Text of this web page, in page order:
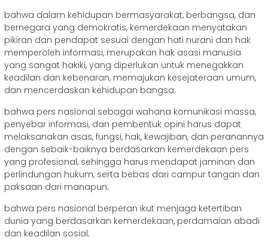
bahwa dalam kehidupan bermasyarakat, berbangsa, dan
bernegara yang demokratis, kemerdekaan menyatakan
pikiran dan pendapat sesuai dengan hati nurani dan hak
memperoleh informasi, merupakan hak asasi manusia
yang sangat hakiki, yang diperlukan untuk menegakkan
keadilan dan kebenaran, memajukan kesejateraan umum,
dan mencerdaskan kehidupan bangsa;
bahwa pers nasional sebagai wahana komunikasi massa,
penyebar informasi, dan pembentuk opini harus dapat
melaksanakan asas, fungsi, hak, kewajiban, dan peranannya
dengan sebaik-baiknya berdasarkan kemerdekaan pers
yang profesional, sehingga harus mendapat jaminan dan
perlindungan hukum, serta bebas dari campur tangan dan
paksaan dari manapun;
bahwa pers nasional berperan ikut menjaga ketertiban
dunia yang berdasarkan kemerdekaan, perdamaian abadi
dan keadilan sosial;